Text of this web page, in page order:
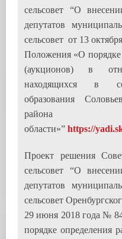
сельсовет “О
депутатов
сельсовет от 13
Положения «О порядке
(аукционов) в
находящихся в
образования
района
области»” https://
Проект решения
сельсовет “О
депутатов
сельсовет
29 июня 2018 года №
порядке определения